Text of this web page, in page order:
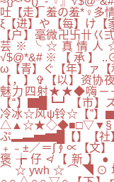
吐【走】羞の羞*♀多
ξ【进】や【每】け
【户】毫微卍卐卄巜
芸※╰☆真情人
√$@*&#※【承】
ω【青】ぐ【年】ァ
【，】✞【以】资
魅力四射★★◆嗨－
【“】▇█┗┛【市】
冷冰☆风ψ铃☆【”】
△▲☆★◇◆■□▽▼§
ぷ▂▃▅▆█【】【社
﹢﹣±／＝∫∮∝【文
褒╆仔≮【新】
⌒☆ywh☆⌒◥⊙坦